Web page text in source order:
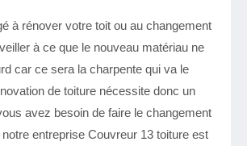
à rénover votre toit ou au changement
à ce que le nouveau matériau ne
car ce sera la charpente qui va le
de toiture nécessite donc un
avez besoin de faire le changement
entreprise Couvreur 13 toiture est